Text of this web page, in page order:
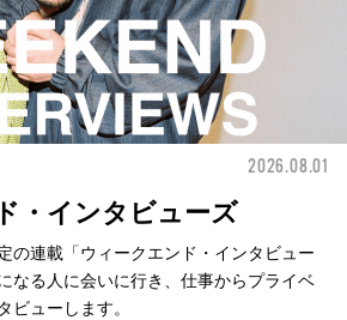
2026.08.01
・インタビューズ
の連載「ウィークエンド・インタビュー
なる人に会いに行き、仕事からプライベ
ビューします。